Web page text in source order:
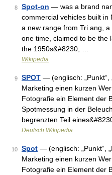
8 Spot-on — was a brand
commercial vehicles built in
a new range from Tri ang,
one time, claimed to be the
the 1950s&#8230; …
Wikipedia
9 SPOT — (englisch: „Punkt“,
Marketing einen kurzen
Fotografie ein Element der
Spotmessung in der
begrenzten Teil
Deutsch Wikipedia
10 Spot — (englisch: „Punkt“,
Marketing einen kurzen
Fotografie ein Element der